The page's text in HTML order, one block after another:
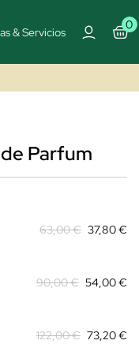
& Servicios
0
Parfum
63,00 € 37,80 €
90,00 € 54,00 €
122,00 € 73,20 €